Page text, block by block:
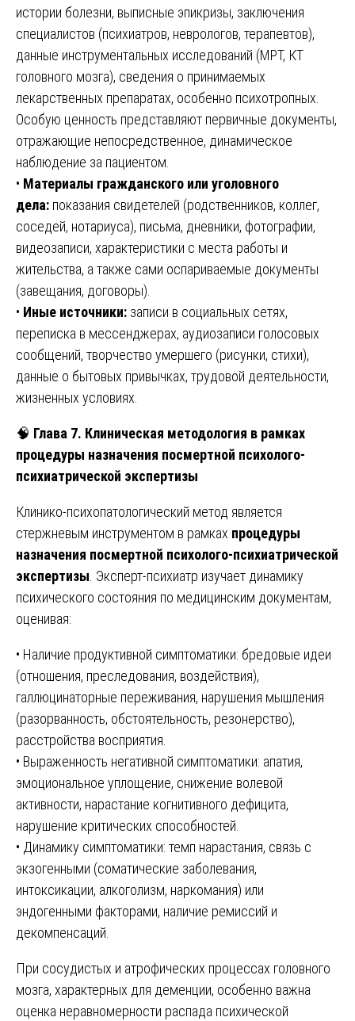
истории болезни, выписные эпикризы, заключения
специалистов (психиатров, неврологов, терапевтов),
данные инструментальных исследований (МРТ, КТ
головного мозга), сведения о принимаемых
лекарственных препаратах, особенно психотропных.
Особую ценность представляют первичные документы,
отражающие непосредственное, динамическое
наблюдение за пациентом.
• Материалы гражданского или уголовного
дела: показания свидетелей (родственников, коллег,
соседей, нотариуса), письма, дневники, фотографии,
видеозаписи, характеристики с места работы и
жительства, а также сами оспариваемые документы
(завещания, договоры).
• Иные источники: записи в социальных сетях,
переписка в мессенджерах, аудиозаписи голосовых
сообщений, творчество умершего (рисунки, стихи),
данные о бытовых привычках, трудовой деятельности,
жизненных условиях.
🧠 Глава 7. Клиническая методология в рамках
процедуры назначения посмертной психолого-
психиатрической экспертизы
Клинико-психопатологический метод является
стержневым инструментом в рамках процедуры
назначения посмертной психолого-психиатрической
экспертизы . Эксперт-психиатр изучает динамику
психического состояния по медицинским документам,
оценивая:
• Наличие продуктивной симптоматики: бредовые идеи
(отношения, преследования, воздействия),
галлюцинаторные переживания, нарушения мышления
(разорванность, обстоятельность, резонерство),
расстройства восприятия.
• Выраженность негативной симптоматики: апатия,
эмоциональное уплощение, снижение волевой
активности, нарастание когнитивного дефицита,
нарушение критических способностей.
• Динамику симптоматики: темп нарастания, связь с
экзогенными (соматические заболевания,
интоксикации, алкоголизм, наркомания) или
эндогенными факторами, наличие ремиссий и
декомпенсаций.
При сосудистых и атрофических процессах головного
мозга, характерных для деменции, особенно важна
оценка неравномерности распада психической